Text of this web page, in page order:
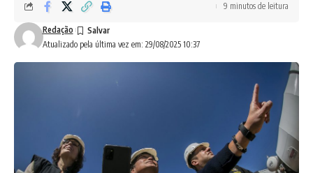
Atualizado pela última vez em: 29/08/2025 10:37
Redação
9 minutos de leitura